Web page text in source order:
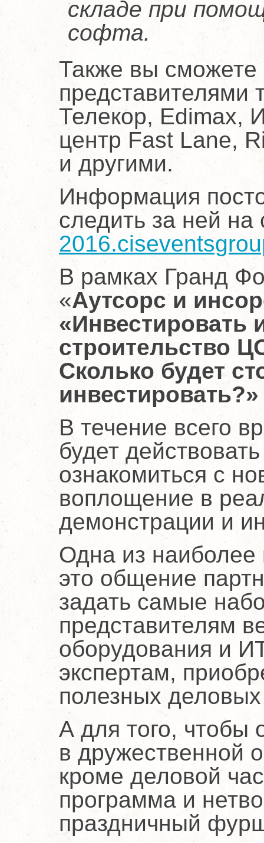
складе при
софта.
Также вы
представителями
Телекор, Edimax,
центр Fast Lane,
и другими.
Информация
следить за ней на
В рамках Гранд
«Аутсорс и
«Инвестировать
строительство
Сколько будет
инвестировать?»
В течение всего
будет
ознакомиться с
воплощение в
демонстрации и
Одна из
это общение
задать самые
представителям
оборудования и
экспертам,
полезных деловых
А для того,
в дружественной
кроме деловой
программа и
праздничный